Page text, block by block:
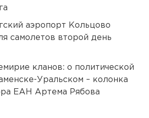
аэропорт Кольцово
самолетов второй день
кланов: о политической
Уральском – колонка
ЕАН Артема Рябова